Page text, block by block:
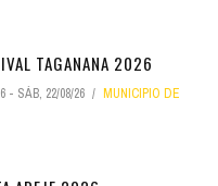
TAGANANA 2026
- SÁB, 22/08/26
MUNICIPIO DE